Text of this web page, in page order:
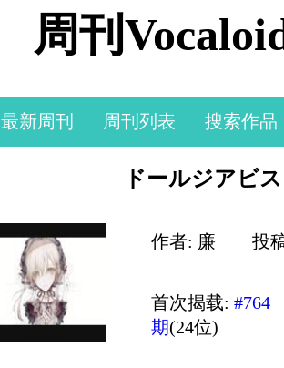
周刊
最新周刊 周刊列表 搜索作品
ドールジアビ
作者: 廉 投
首次揭载: #764
期(24位)